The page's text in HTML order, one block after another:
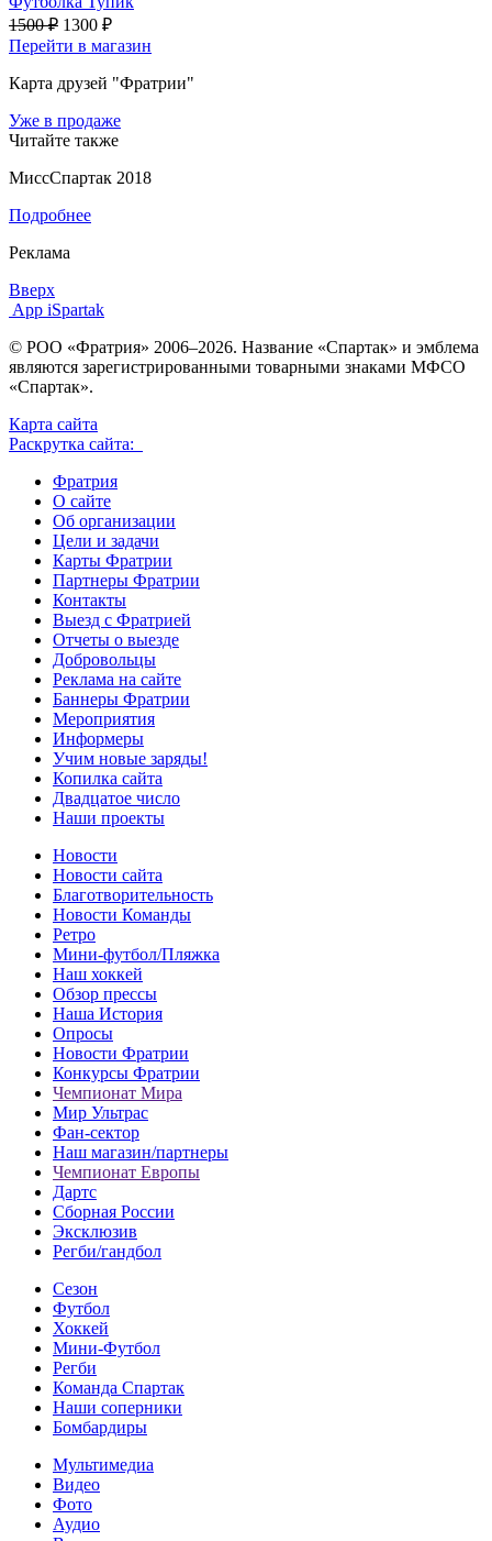
1500 ₽ 1300 ₽
Перейти в магазин
Карта друзей "Фратрии"
Уже в продаже
Читайте также
МиссСпартак 2018
Подробнее
Реклама
Вверх
App iSpartak
© РОО «Фратрия» 2006–2026. Название «Спартак» и эмблема
являются зарегистрированными товарными знаками МФСО
«Спартак».
Карта сайта
Раскрутка сайта:
Фратрия
О сайте
Об организации
Цели и задачи
Карты Фратрии
Партнеры Фратрии
Контакты
Выезд с Фратрией
Отчеты о выезде
Добровольцы
Реклама на сайте
Баннеры Фратрии
Мероприятия
Информеры
Учим новые заряды!
Копилка сайта
Двадцатое число
Наши проекты
Новости
Новости сайта
Благотворительность
Новости Команды
Ретро
Мини-футбол/Пляжка
Наш хоккей
Обзор прессы
Наша История
Опросы
Новости Фратрии
Конкурсы Фратрии
Чемпионат Мира
Мир Ультрас
Фан-cектор
Наш магазин/партнеры
Чемпионат Европы
Дартс
Сборная России
Эксклюзив
Регби/гандбол
Сезон
Футбол
Хоккей
Мини-Футбол
Регби
Команда Спартак
Наши соперники
Бомбардиры
Мультимедиа
Видео
Фото
Аудио